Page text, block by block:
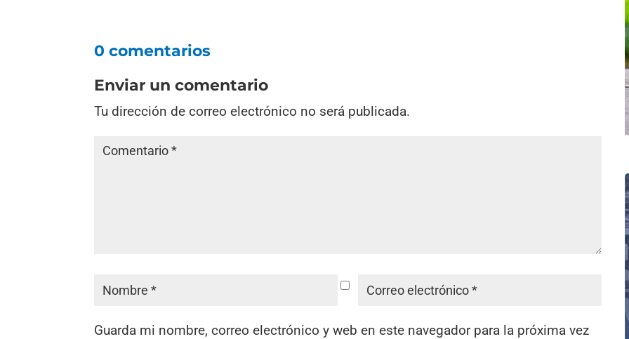
0 comentarios
Enviar un comentario
Tu dirección de correo electrónico no será publicada.
Guarda mi nombre, correo electrónico y web en este navegador para la próxima vez